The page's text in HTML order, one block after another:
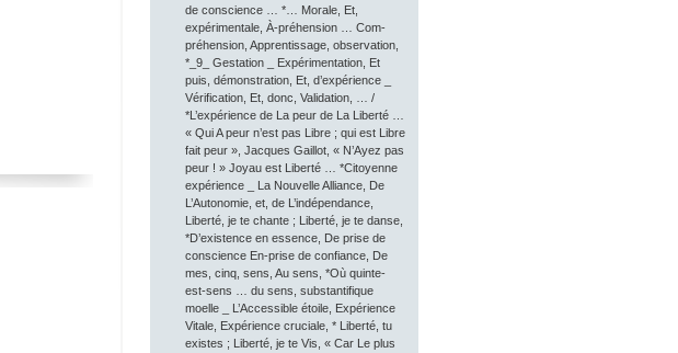
de conscience … *… Morale, Et,
expérimentale, À-préhension … Com-
préhension, Apprentissage, observation,
*_9_ Gestation _ Expérimentation, Et
puis, démonstration, Et, d’expérience _
Vérification, Et, donc, Validation, … /
*L’expérience de La peur de La Liberté …
« Qui A peur n’est pas Libre ; qui est Libre
fait peur », Jacques Gaillot, « N’Ayez pas
peur ! » Joyau est Liberté … *Citoyenne
expérience _ La Nouvelle Alliance, De
L’Autonomie, et, de L’indépendance,
Liberté, je te chante ; Liberté, je te danse,
*D’existence en essence, De prise de
conscience En-prise de confiance, De
mes, cinq, sens, Au sens, *Où quinte-
est-sens … du sens, substantifique
moelle _ L’Accessible étoile, Expérience
Vitale, Expérience cruciale, * Liberté, tu
existes ; Liberté, je te Vis, « Car Le plus